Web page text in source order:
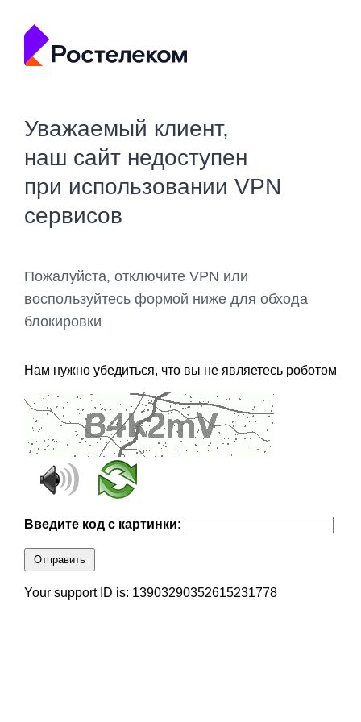
Уважаемый клиент,
наш сайт недоступен
при использовании VPN
сервисов
Пожалуйста, отключите VPN или
воспользуйтесь формой ниже для обхода
блокировки
Нам нужно убедиться, что вы не являетесь роботом
Введите код с картинки:
Отправить
Your support ID is: 13903290352615231778